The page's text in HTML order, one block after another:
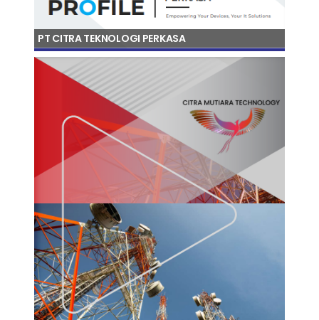
PT CITRA TEKNOLOGI PERKASA